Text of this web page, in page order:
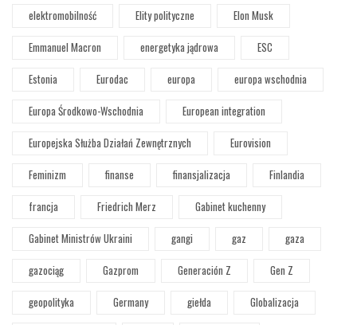
elektromobilność
Elity polityczne
Elon Musk
Emmanuel Macron
energetyka jądrowa
ESC
Estonia
Eurodac europa
europa wschodnia
Europa Środkowo-Wschodnia
European integration
Europejska Służba Działań Zewnętrznych
Eurovision
Feminizm
finanse finansjalizacja
Finlandia
francja
Friedrich Merz
Gabinet kuchenny
Gabinet Ministrów Ukraini
gangi gaz
gaza
gazociąg
Gazprom Generación Z
Gen Z
geopolityka
Germany giełda
Globalizacja